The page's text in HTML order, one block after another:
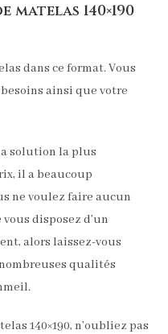
140×190
dans ce format. Vous
ainsi que votre
solution la plus
il a beaucoup
ne voulez faire aucun
disposez d’un
alors laissez-vous
nombreuses qualités
140×190, n’oubliez pas